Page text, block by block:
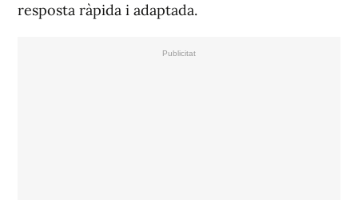
resposta ràpida i adaptada.